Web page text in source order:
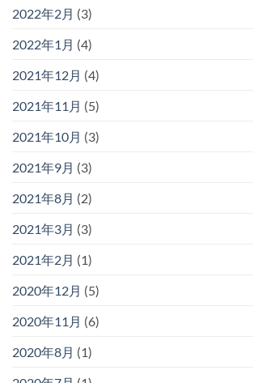
2022年2月 (3)
2022年1月 (4)
2021年12月 (4)
2021年11月 (5)
2021年10月 (3)
2021年9月 (3)
2021年8月 (2)
2021年3月 (3)
2021年2月 (1)
2020年12月 (5)
2020年11月 (6)
2020年8月 (1)